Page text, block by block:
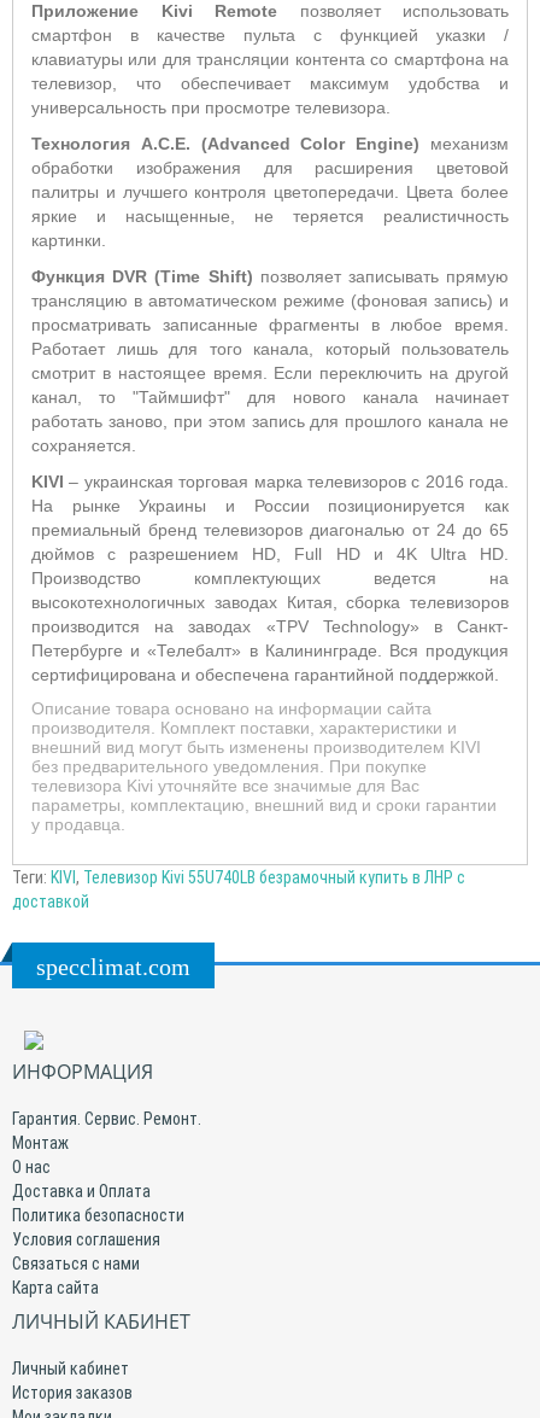
Приложение Kivi Remote позволяет использовать
смартфон в качестве пульта с функцией указки /
клавиатуры или для трансляции контента со смартфона на
телевизор, что обеспечивает максимум удобства и
универсальность при просмотре телевизора.
Технология A.C.E. (Advanced Color Engine) механизм
обработки изображения для расширения цветовой
палитры и лучшего контроля цветопередачи. Цвета более
яркие и насыщенные, не теряется реалистичность
картинки.
Функция DVR (Time Shift) позволяет записывать прямую
трансляцию в автоматическом режиме (фоновая запись) и
просматривать записанные фрагменты в любое время.
Работает лишь для того канала, который пользователь
смотрит в настоящее время. Если переключить на другой
канал, то "Таймшифт" для нового канала начинает
работать заново, при этом запись для прошлого канала не
сохраняется.
KIVI – украинская торговая марка телевизоров с 2016 года.
На рынке Украины и России позиционируется как
премиальный бренд телевизоров диагональю от 24 до 65
дюймов с разрешением HD, Full HD и 4K Ultra HD.
Производство комплектующих ведется на
высокотехнологичных заводах Китая, сборка телевизоров
производится на заводах «TPV Technology» в Санкт-
Петербурге и «Телебалт» в Калининграде. Вся продукция
сертифицирована и обеспечена гарантийной поддержкой.
Описание товара основано на информации сайта
производителя. Комплект поставки, характеристики и
внешний вид могут быть изменены производителем KIVI
без предварительного уведомления. При покупке
телевизора Kivi уточняйте все значимые для Вас
параметры, комплектацию, внешний вид и сроки гарантии
у продавца.
Теги: KIVI, Телевизор Kivi 55U740LB безрамочный купить в ЛНР с
доставкой
specclimat.com
ИНФОРМАЦИЯ
Гарантия. Сервис. Ремонт.
Монтаж
О нас
Доставка и Оплата
Политика безопасности
Условия соглашения
Связаться с нами
Карта сайта
ЛИЧНЫЙ КАБИНЕТ
Личный кабинет
История заказов